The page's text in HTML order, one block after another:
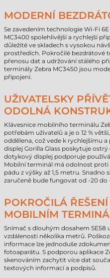
MODERNÍ
Se zavedením technologie Wi-Fi
MC3400 spolehlivější a rychlejší
důležité ve skladech s vysokou
prostředích. Pokročilé bezdrátové
přenosu dat a udržování stálého
terminály Zebra MC3450 jsou
připojení.
UŽIVATELSKY
ODOLNÁ
Klávesnice mobilního terminálu
potřebám uživatelů a je o 12 %
oddělena, což vede k rychlejšímu
displej Gorilla Glass poskytuje
dotykový displej podporuje
Mobilní terminál má odolnost proti
pádu z výšky až 1,5 metru.
zaručeně bude fungovat od -20 do
POKROČILÁ
MOBILNÍM
Snímač s dlouhým dosahem
vzdálenosti několika metrů.
informace lze jednoduše
fotoaparátu. S podporou aplikace
skenováním zachytit více dat
textových informací a podpisů.